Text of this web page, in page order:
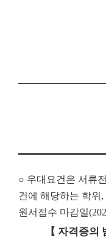
○ 우대요건은 서류
건에 해당하는 학위
원서접수 마감일
【 자격증의